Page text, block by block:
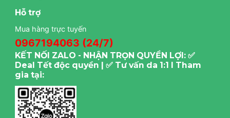
Hỗ trợ
Mua hàng trực tuyến
0967194063 (24/7)
KẾT NỐI ZALO - NHẬN TRỌN QUYỀN LỢI: ✅
Deal Tết độc quyền | ✅ Tư vấn da 1:1 I Tham
gia tại: